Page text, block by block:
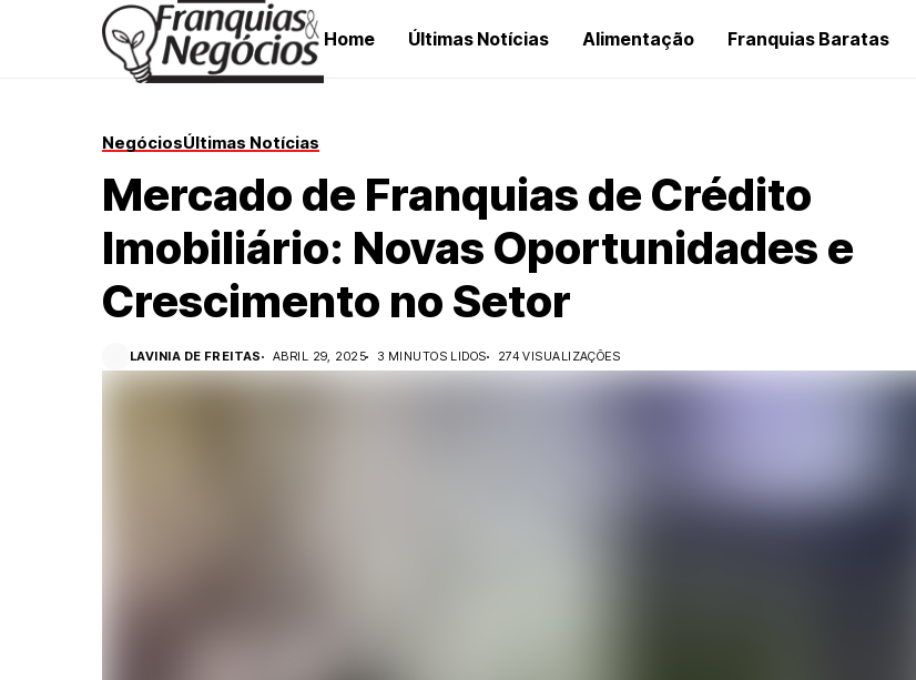
Home Últimas Notícias Alimentação Franquias Baratas
NegóciosÚltimas Notícias
Mercado de Franquias de Crédito
Imobiliário: Novas Oportunidades e
Crescimento no Setor
LAVINIA DE FREITAS ABRIL 29, 2025 3 MINUTOS LIDOS 274 VISUALIZAÇÕES